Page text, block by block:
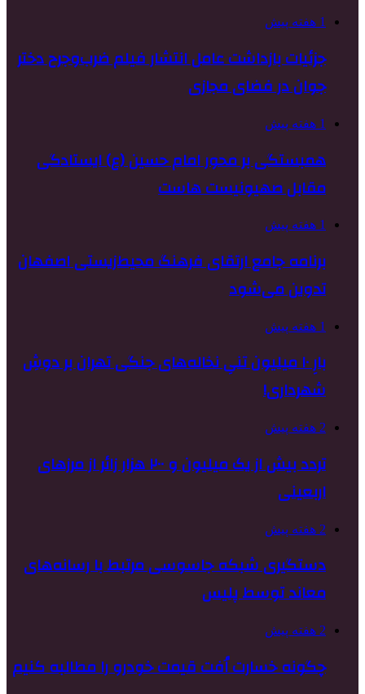
1 هفته پیش
جزئیات بازداشت عامل انتشار فیلم ضرب‌وجرح دختر
جوان در فضای مجازی
1 هفته پیش
همبستگی بر محور امام حسین (ع) ایستادگی
مقابل صهیونیست هاست
1 هفته پیش
برنامه جامع ارتقای فرهنگ محیط‌زیستی اصفهان
تدوین می‌شود
1 هفته پیش
بارِ ۱۰ میلیون تنیِ نخاله‌های جنگی تهران بر دوشِ
شهرداری!
2 هفته پیش
تردد بیش از یک میلیون و ۲۰۰ هزار زائر از مرزهای
اربعینی
2 هفته پیش
دستگیری شبکه جاسوسی مرتبط با رسانه‌های
معاند توسط پلیس
2 هفته پیش
چگونه خسارت اُفت قیمت خودرو را مطالبه کنیم